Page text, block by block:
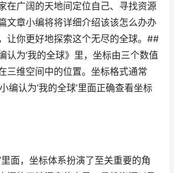
在广阔的天地间定位自己、寻找资源
文章小编将将详细介绍该该怎么办办
让你更好地探索这个无尽的全球。##
认为‘我的全球》里，坐标由三个数值
三维空间中的位置。坐标格式通常
编认为‘我的全球’里面正确查看坐标
里面，坐标体系扮演了至关重要的角